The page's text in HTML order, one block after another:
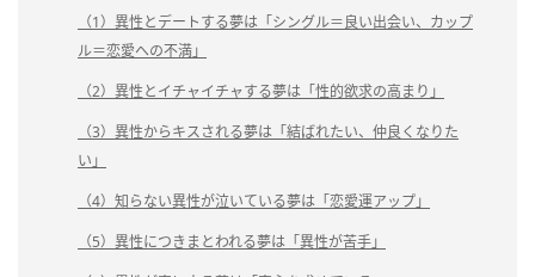
（1）異性とデートする夢は「シングル＝良い出会い、カップ
ル＝恋愛への不満」
（2）異性とイチャイチャする夢は「性的欲求の高まり」
（3）異性からキスされる夢は「結ばれたい、仲良くなりた
い」
（4）知らない異性が泣いている夢は「恋愛運アップ」
（5）異性につきまとわれる夢は「異性が苦手」